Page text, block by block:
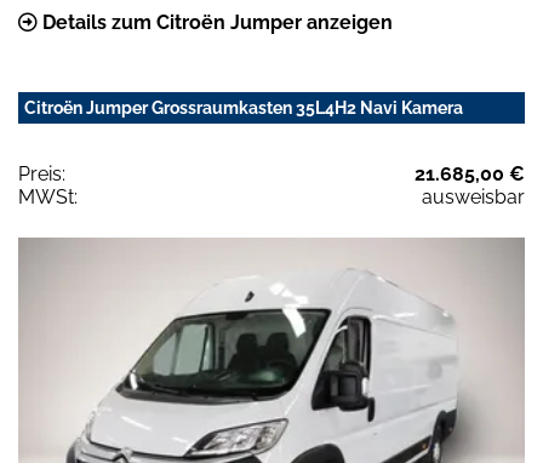
Details zum Citroën Jumper anzeigen
Citroën Jumper Grossraumkasten 35L4H2 Navi Kamera
Preis:
21.685,00 €
MWSt:
ausweisbar